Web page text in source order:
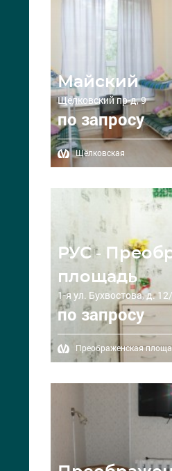
Майский
Щелковский пр-д, 9
по запросу
Щёлковская
РУС -
площадь
1-я ул. Бухвостова, д.
по запросу
Преображенская